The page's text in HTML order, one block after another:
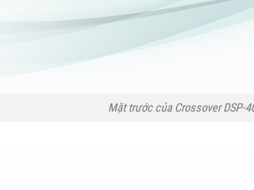
Mặt trước của Crossover DSP-